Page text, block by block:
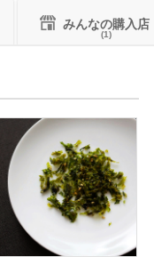
みんなの購入店
(1)